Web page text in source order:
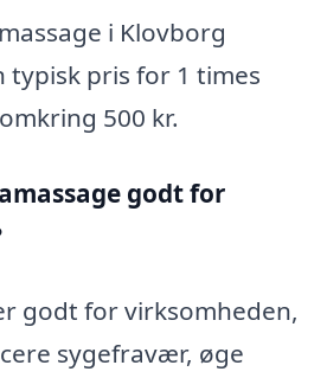
i Klovborg
typisk pris for 1 times
500 kr.
godt for
godt for virksomheden,
sygefravær, øge